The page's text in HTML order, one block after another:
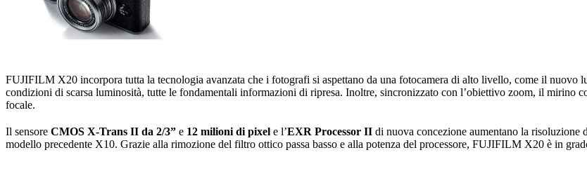
FUJIFILM X20 incorpora tutta la tecnologia avanzata che i fotografi si aspettano da una fotocamera di alto livello, come il nuovo
condizioni di scarsa luminosità, tutte le fondamentali informazioni di ripresa. Inoltre, sincronizzato con l’obiettivo zoom, il mirino
focale.
Il sensore CMOS X-Trans II da 2/3” e 12 milioni di pixel e l’EXR Processor II di nuova concezione aumentano la risoluzione
modello precedente X10. Grazie alla rimozione del filtro ottico passa basso e alla potenza del processore, FUJIFILM X20 è in